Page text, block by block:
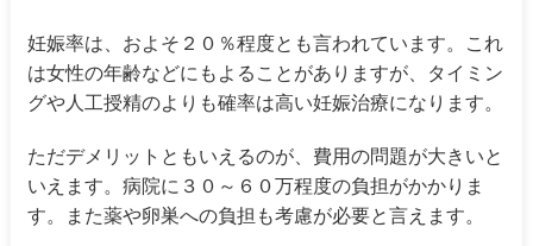
妊娠率は、およそ２０％程度とも言われています。これ
は女性の年齢などにもよることがありますが、タイミン
グや人工授精のよりも確率は高い妊娠治療になります。
ただデメリットともいえるのが、費用の問題が大きいと
いえます。病院に３０～６０万程度の負担がかかりま
す。また薬や卵巣への負担も考慮が必要と言えます。